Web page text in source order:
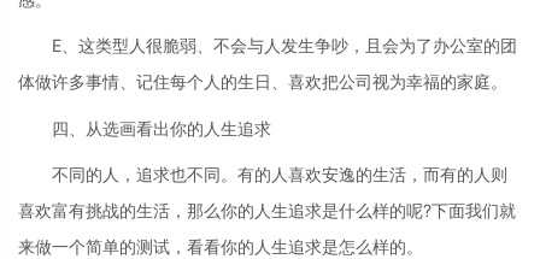
E、这类型人很脆弱、不会与人发生争吵，且会为了办公室的团
体做许多事情、记住每个人的生日、喜欢把公司视为幸福的家庭。
四、从选画看出你的人生追求
不同的人，追求也不同。有的人喜欢安逸的生活，而有的人则
喜欢富有挑战的生活，那么你的人生追求是什么样的呢?下面我们就
来做一个简单的测试，看看你的人生追求是怎么样的。